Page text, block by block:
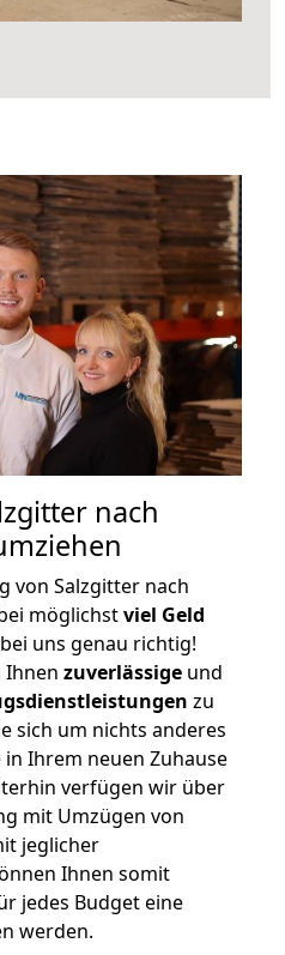
nach
von Salzgitter nach
möglichstviel Geld
uns genau richtig!
Ihnen zuverlässige und
zu
sich um nichts anderes
Ihrem neuen Zuhause
verfügen wir über
mit Umzügen von
jeglicher
Ihnen somit
jedes Budget eine
werden.